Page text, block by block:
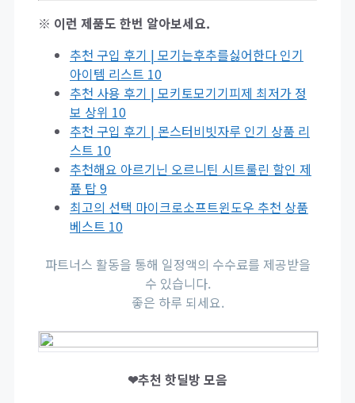
※ 이런 제품도 한번 알아보세요.
추천 구입 후기 | 모기는후추를싫어한다 인기
아이템 리스트 10
추천 사용 후기 | 모키토모기기피제 최저가 정
보 상위 10
추천 구입 후기 | 몬스터비빗자루 인기 상품 리
스트 10
추천해요 아르기닌 오르니틴 시트룰린 할인 제
품 탑 9
최고의 선택 마이크로소프트윈도우 추천 상품
베스트 10
파트너스 활동을 통해 일정액의 수수료를 제공받을
수 있습니다.
좋은 하루 되세요.
❤추천 핫딜방 모음